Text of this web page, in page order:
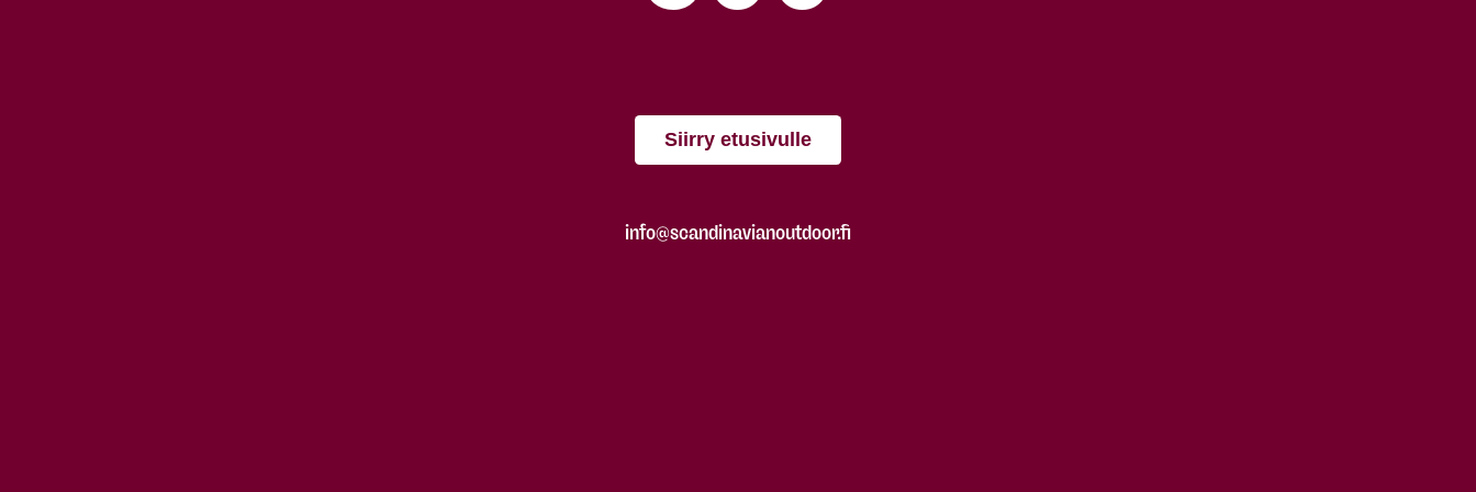
Siirry etusivulle
info@scandinavianoutdoor.fi